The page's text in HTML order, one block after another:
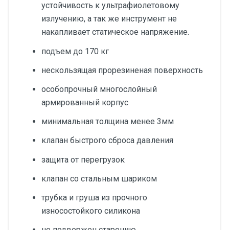
устойчивость к ультрафиолетовому
излучению, а так же инструмент не
накапливает статическое напряжение.
подъем до 170 кг
нескользящая прорезиненая поверхность
особопрочный многослойный
армированный корпус
минимальная толщина менее 3мм
клапан быстрого сброса давления
защита от перегрузок
клапан со стальным шариком
трубка и груша из прочного
износостойкого силикона